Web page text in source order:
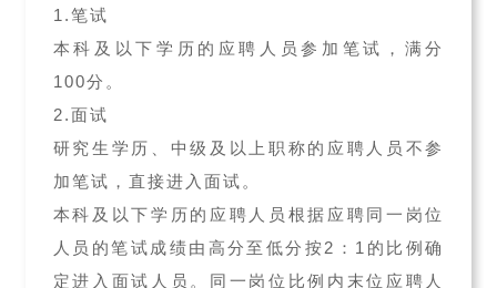
1.笔试
本科及以下学历的应聘人员参加笔试，满分
100分。
2.面试
研究生学历、中级及以上职称的应聘人员不参
加笔试，直接进入面试。
本科及以下学历的应聘人员根据应聘同一岗位
人员的笔试成绩由高分至低分按2：1的比例确
定进入面试人员。同一岗位比例内末位应聘人